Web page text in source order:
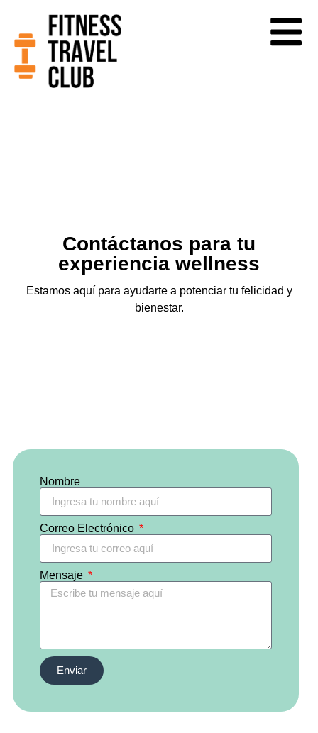
Contáctanos para tu
experiencia wellness
Estamos aquí para ayudarte a potenciar tu felicidad y
bienestar.
Nombre
Correo Electrónico
Mensaje
Enviar